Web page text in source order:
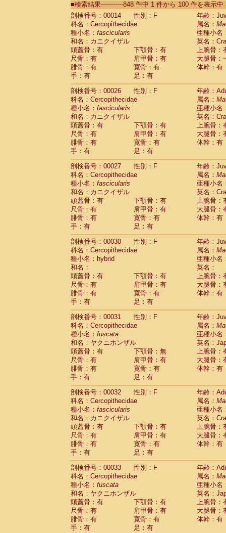
CebidaeSaguinus labiatus(0)
Cebidae Saguinus leucopus (2)
CebidaeSaguinus midas
CebidaeSaguinus mystax
CebidaeSaguinus nigricollis (22)
Cebidae Saguinus oedipus
Cebidae Saguinus weddelli
Cebidae Saguinusspp.
Cebidae Aotus trivirgatus
Cebidae Cebus albifrons
CebidaeCebus apella
CebidaeCebus capucinus
CebidaeCebus nigrivittatus
Cebidae Cebusspp.(0)
Cebidae Saimiri boliviensis
Cebidae Saimiri sciureus
Atelidae Alouatta caraya
AtelidaeAlouatta fusca
Atelidae Alouatta seniculus
AtelidaeAlouatta
AtelidaeAteles belzebuth
Atelidae Ateles geoffroyi
Atelidae Ateles paniscus
Atelidae Atelesspp.
Atelidae Lagothrix lagothricha
AtelidaeLagothrix lagothricha cana(0)
Pitheciidae
Cacajao calvus
PitheciidaeCallicebus cupreus(2)
Pitheciidae Callicebus donacophilus(0)
Pitheciidae Callicebus moloch(0)
Pitheciidae Callicebus torquatus(0)
Pitheciidae Callicebus
Pitheciidae Chiropotes satanas
Pitheciidae Pithecia monachus
Pitheciidae Pithecia pithecia (0)
Cercopithecidae Cercocebus agilis (0)
Cercopithecidae
Cercocebus
Cercopithecidae
Cercocebus
CercopithecidaeCercocebus
CercopithecidaeCercocebus
CercopithecidaeCercocebus hybrid(2)
CercopithecidaeCercocebus
CercopithecidaeLophocebus
Cercopithecidae
(0)
Cercopithecidae Papio cynocephalus
Cercopithecidae Papio hamadryas(1)
CercopithecidaePapio papio
CercopithecidaePapio
CercopithecidaeMandrillus
CercopithecidaeMandrillus sphinx
CercopithecidaeTheropithecus
CercopithecidaeMacaca arctoides(3)
Cercopithecidae Macaca assamensis
Cercopithecidae
Macaca
CercopithecidaeMacaca cyclopis (17)
CercopithecidaeMacaca fascicularis
CercopithecidaeMacaca fuscaca
CercopithecidaeMacaca fuscata
■検索結果-----------848 件中 1 件から 100 件を表示
剖検番号：00014
性別：F
年齢：
科名：Cercopithecidae
属名：
種小名： fascicularis
亜種小名
和名：カニクイザル
英名：
頭蓋骨：有
下顎骨：有
上腕骨：
尺骨：有
肩甲骨：有
大腿骨：
腓骨：有
寛骨：有
体幹：有
手：有
足：有
剖検番号：00026
性別：F
年齢：
科名：Cercopithecidae
属名：
種小名： fascicularis
亜種小名
和名：カニクイザル
英名：
頭蓋骨：有
下顎骨：有
上腕骨：
尺骨：有
肩甲骨：有
大腿骨：
腓骨：有
寛骨：有
体幹：有
手：有
足：有
剖検番号：00027
性別：F
年齢：
科名：Cercopithecidae
属名：
種小名： fascicularis
亜種小名
和名：カニクイザル
英名：
頭蓋骨：有
下顎骨：有
上腕骨：
尺骨：有
肩甲骨：有
大腿骨：
腓骨：有
寛骨：有
体幹：有
手：有
足：有
剖検番号：00030
性別：F
年齢：
科名：Cercopithecidae
属名：
種小名：hybrid
亜種小名
和名：
英名：
頭蓋骨：有
下顎骨：有
上腕骨：
尺骨：有
肩甲骨：有
大腿骨：
腓骨：有
寛骨：有
体幹：有
手：有
足：有
剖検番号：00031
性別：F
年齢：
科名：Cercopithecidae
属名：
種小名： fuscata
亜種小名
和名：ヤクニホンザル
英名：
頭蓋骨：有
下顎骨：無
上腕骨：
尺骨：有
肩甲骨：有
大腿骨：
腓骨：有
寛骨：有
体幹：有
手：有
足：有
剖検番号：00032
性別：F
年齢：
科名：Cercopithecidae
属名：
種小名： fascicularis
亜種小名
和名：カニクイザル
英名：
頭蓋骨：有
下顎骨：有
上腕骨：
尺骨：有
肩甲骨：有
大腿骨：
腓骨：有
寛骨：有
体幹：有
手：有
足：有
剖検番号：00033
性別：F
年齢：
科名：Cercopithecidae
属名：
種小名： fuscata
亜種小名
和名：ヤクニホンザル
英名：
頭蓋骨：有
下顎骨：有
上腕骨：
尺骨：有
肩甲骨：有
大腿骨：
腓骨：有
寛骨：有
体幹：有
手：有
足：有